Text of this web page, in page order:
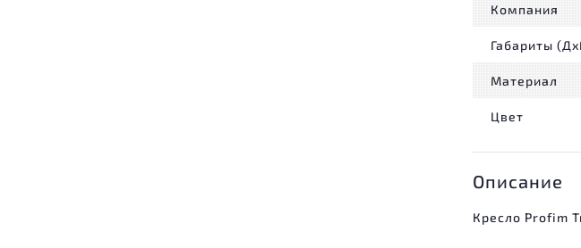
Компания
Габариты
Материал
Цвет
Описание
Кресло Profim